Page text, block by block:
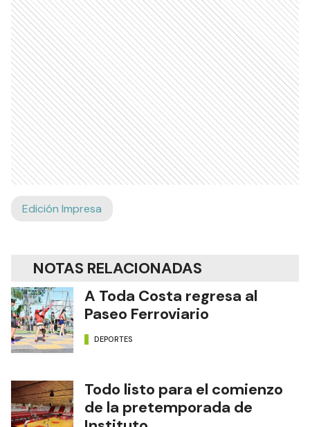
Edición Impresa
NOTAS RELACIONADAS
A Toda Costa regresa al
Paseo Ferroviario
DEPORTES
Todo listo para el comienzo
de la pretemporada de